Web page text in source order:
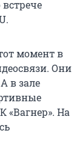
момент в
Они
в зале
«Вагнер». На